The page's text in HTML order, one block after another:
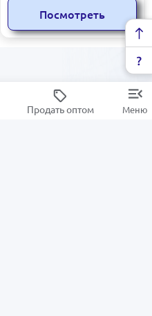
i3/4ГБ/64ГБ/80мм принтер
Посмотреть
Продать оптом Меню